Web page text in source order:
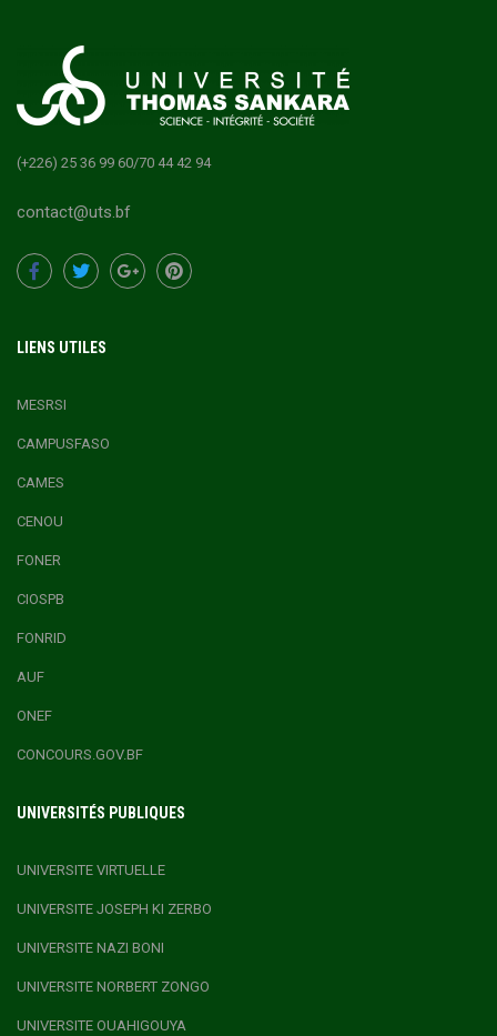
(+226) 25 36 99 60/70 44 42 94
contact@uts.bf
LIENS UTILES
MESRSI
CAMPUSFASO
CAMES
CENOU
FONER
CIOSPB
FONRID
AUF
ONEF
CONCOURS.GOV.BF
UNIVERSITÉS PUBLIQUES
UNIVERSITE VIRTUELLE
UNIVERSITE JOSEPH KI ZERBO
UNIVERSITE NAZI BONI
UNIVERSITE NORBERT ZONGO
UNIVERSITE OUAHIGOUYA